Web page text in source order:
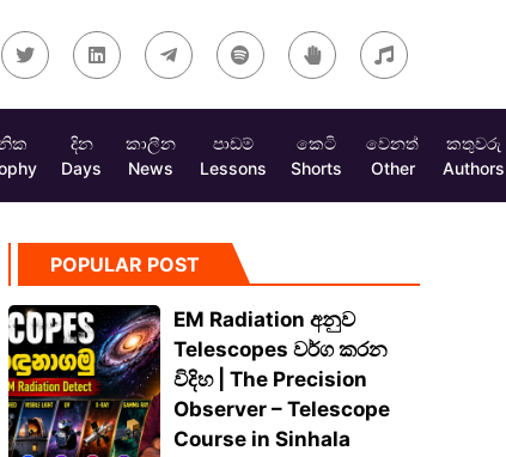
දින
Days
කාලීන
News
පාඩම්
Lessons
කෙටි
Shorts
වෙනත්
Other
කතුවරු
Authors
POPULAR POST
EM Radiation අනුව
Telescopes වර්ග කරන
විදිහ | The Precision
Observer – Telescope
Course in Sinhala